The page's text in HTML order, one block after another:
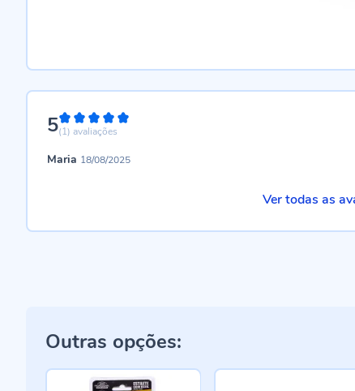
5100%
(1) avaliações
Maria 18/08/2025
Ver todas as
Outras opções: